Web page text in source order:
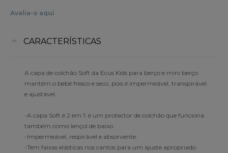
Avalia-o aqui
CARACTERÍSTICAS
A capa de colchão Soft da Ecus Kids para berço e mini berço
mantém o bebé fresco e seco, pois é impermeável, transpirável
e ajustável.
-A capa Soft é 2 em 1: é um protector de colchão que funciona
também como lençol de baixo.
-Impermeável, respirável e absorvente.
-Tem faixas elásticas nos cantos para um ajuste apropriado